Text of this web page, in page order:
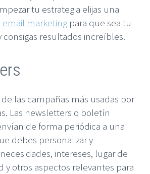
tu estrategia elijas una
marketing para que sea tu
consigas resultados increíbles.
las campañas más usadas por
Las newsletters o boletín
de forma periódica a una
debes personalizar y
intereses, lugar de
y otros aspectos relevantes para